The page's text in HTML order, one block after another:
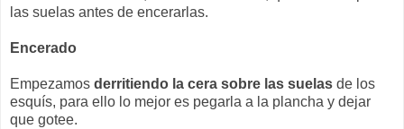
las suelas antes de encerarlas.
Encerado
Empezamos derritiendo la cera sobre las suelas de los
esquís, para ello lo mejor es pegarla a la plancha y dejar
que gotee.